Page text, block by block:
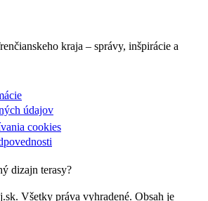
kraja – správy, inšpirácie a
údajov
cookies
dizajn terasy?
Všetky práva vyhradené. Obsah je